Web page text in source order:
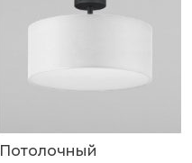
Потолочный